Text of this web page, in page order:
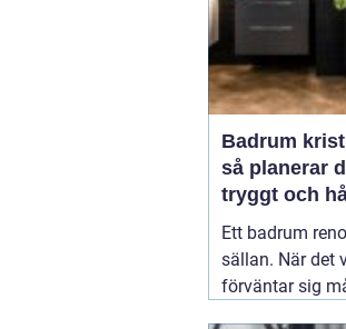
Badrum
så planerar
tryggt och
Ett badrum
sällan. När det
förväntar sig